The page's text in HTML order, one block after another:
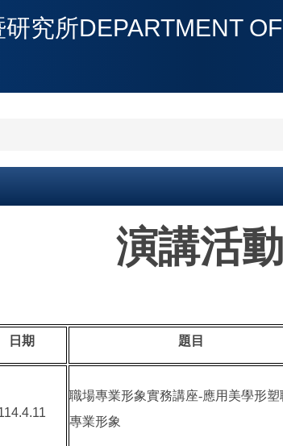
究所DEPARTMENT
演講活動
日期 題目
職場專業形象實務講座-應用美學形塑
專業形象